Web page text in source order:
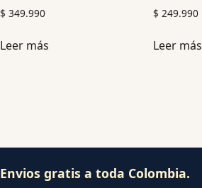
$ 349.990
Leer más
$ 249.990
Leer más
Envios gratis a toda Colombia.